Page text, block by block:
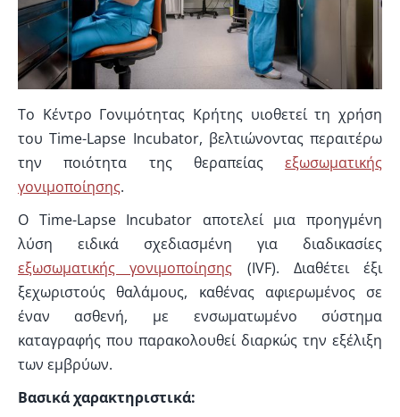
Το Κέντρο Γονιμότητας Κρήτης υιοθετεί τη χρήση
του Time-Lapse Incubator, βελτιώνοντας περαιτέρω
την ποιότητα της θεραπείαςεξωσωματικής
γονιμοποίησης.
Ο Time-Lapse Incubator αποτελεί μια προηγμένη
λύση ειδικά σχεδιασμένη για διαδικασίες
εξωσωματικής γονιμοποίησης (IVF). Διαθέτει έξι
ξεχωριστούς θαλάμους, καθένας αφιερωμένος σε
έναν ασθενή, με ενσωματωμένο σύστημα
καταγραφής που παρακολουθεί διαρκώς την εξέλιξη
των εμβρύων.
Βασικά χαρακτηριστικά: